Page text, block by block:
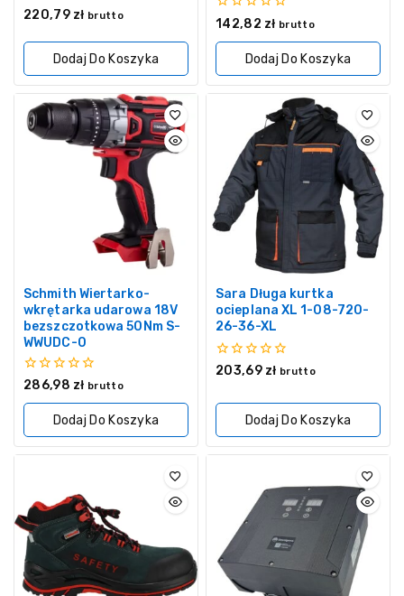
0
5
220,79 zł brutto
Dodaj Do Koszyka
0
5
142,82 zł brutto
Dodaj Do Koszyka
Schmith Wiertarko-
wkrętarka udarowa 18V
bezszczotkowa 50Nm S-
WWUDC-0
0
5
286,98 zł brutto
Dodaj Do Koszyka
Sara Długa kurtka
ocieplana XL 1-08-720-
26-36-XL
0
203,69 zł brutto
Dodaj Do Koszyka